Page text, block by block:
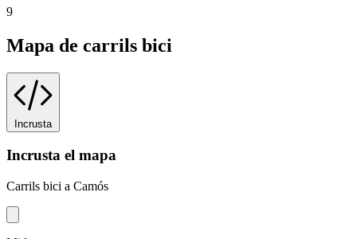
9
Mapa de carrils bici
Incrusta
Incrusta el mapa
Carrils bici a Camós